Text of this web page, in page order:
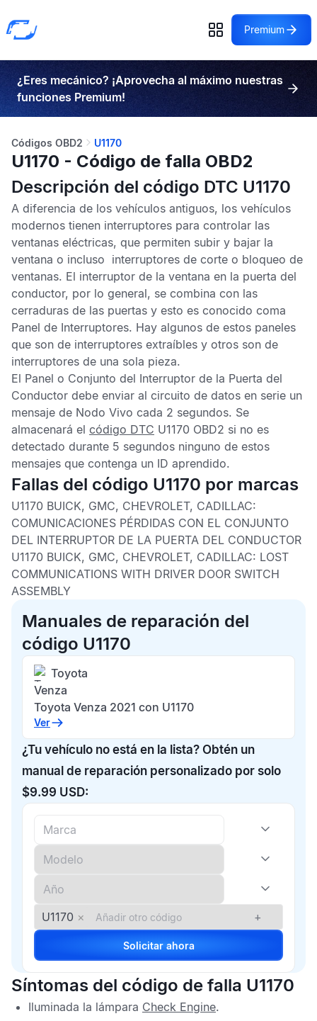
Premium
¿Eres mecánico? ¡Aprovecha al máximo nuestras
funciones Premium!
Códigos OBD2 U1170
U1170 - Código de falla OBD2
Descripción del código DTC U1170
A diferencia de los vehículos antiguos, los vehículos
modernos tienen interruptores para controlar las
ventanas eléctricas, que permiten subir y bajar la
ventana o incluso interruptores de corte o bloqueo de
ventanas. El interruptor de la ventana en la puerta del
conductor, por lo general, se combina con las
cerraduras de las puertas y esto es conocido coma
Panel de Interruptores. Hay algunos de estos paneles
que son de interruptores extraíbles y otros son de
interruptores de una sola pieza.
El Panel o Conjunto del Interruptor de la Puerta del
Conductor debe enviar al circuito de datos en serie un
mensaje de Nodo Vivo cada 2 segundos. Se
almacenará el código DTC U1170 OBD2 si no es
detectado durante 5 segundos ninguno de estos
mensajes que contenga un ID aprendido.
Fallas del código U1170 por marcas
U1170 BUICK, GMC, CHEVROLET, CADILLAC:
COMUNICACIONES PÉRDIDAS CON EL CONJUNTO
DEL INTERRUPTOR DE LA PUERTA DEL CONDUCTOR
U1170 BUICK, GMC, CHEVROLET, CADILLAC: LOST
COMMUNICATIONS WITH DRIVER DOOR SWITCH
ASSEMBLY
Manuales de reparación del
código U1170
Toyota
Venza
Toyota Venza 2021 con U1170
Ver
¿Tu vehículo no está en la lista? Obtén un
manual de reparación personalizado por solo
$9.99 USD:
U1170 × +
Solicitar ahora
Síntomas del código de falla U1170
Iluminada la lámpara Check Engine.